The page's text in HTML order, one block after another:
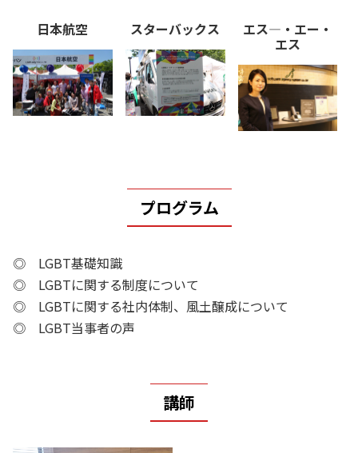
日本航空 スターバックス エス―・エー・
エス
プログラム
◎ LGBT基礎知識
◎ LGBTに関する制度について
◎ LGBTに関する社内体制、風土醸成について
◎ LGBT当事者の声
講師